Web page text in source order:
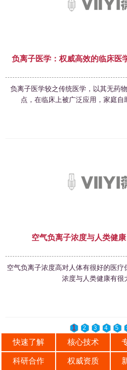
负离子医学：权威高效的临床医
负离子医学较之传统医学，以其无药
点，在临床上被广泛应用，家庭自
空气负离子浓度与人类健康
空气负离子浓度高对人体有很好的医
浓度与人类健康有很
1 2 3 4 5
快速了解 核心技术
科研合作 权威资质